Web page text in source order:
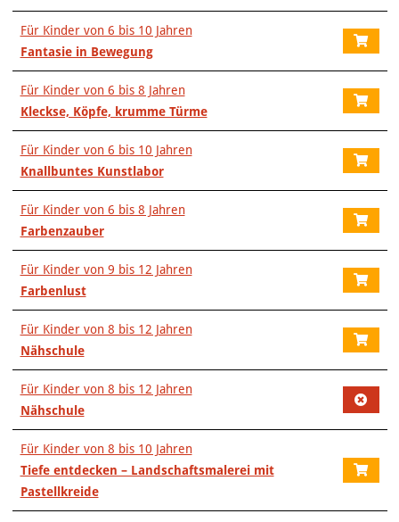
Für Kinder von 6 bis 10 Jahren
Fantasie in Bewegung
Für Kinder von 6 bis 8 Jahren
Kleckse, Köpfe, krumme Türme
Für Kinder von 6 bis 10 Jahren
Knallbuntes Kunstlabor
Für Kinder von 6 bis 8 Jahren
Farbenzauber
Für Kinder von 9 bis 12 Jahren
Farbenlust
Für Kinder von 8 bis 12 Jahren
Nähschule
Für Kinder von 8 bis 12 Jahren
Nähschule
Für Kinder von 8 bis 10 Jahren
Tiefe entdecken – Landschaftsmalerei mit
Pastellkreide